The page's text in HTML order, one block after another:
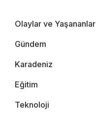
Olaylar ve Yaşananlar
Gündem
Karadeniz
Eğitim
Teknoloji